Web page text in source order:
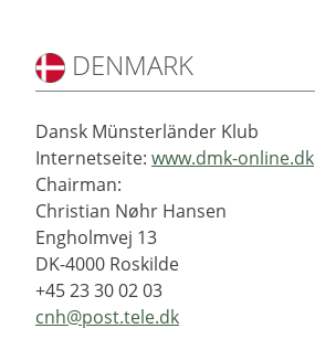
DENMARK
Dansk Münsterländer Klub
Internetseite: www.dmk-online.dk
Chairman:
Christian Nøhr Hansen
Engholmvej 13
DK-4000 Roskilde
+45 23 30 02 03
cnh@post.tele.dk